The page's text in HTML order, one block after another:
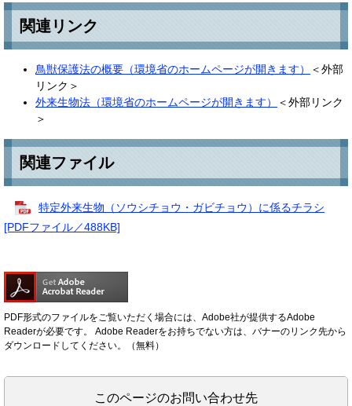
関連リンク
鳥獣保護法の概要（環境省のホームページが開きます）
＜外部
リンク＞
外来生物法（環境省のホームページが開きます）
＜外部リンク
＞
関連ファイル
特定外来生物（ソウシチョウ・ガビチョウ）に係るチラシ
[PDFファイル／488KB]
PDF形式のファイルをご覧いただく場合には、Adobe社が提供するAdobe
Readerが必要です。
Adobe Readerをお持ちでない方は、バナーのリンク先から
ダウンロードしてください。（無料）
このページのお問い合わせ先